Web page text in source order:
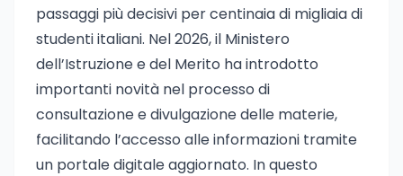
passaggi più decisivi per centinaia di migliaia di
studenti italiani. Nel 2026, il Ministero
dell’Istruzione e del Merito ha introdotto
importanti novità nel processo di
consultazione e divulgazione delle materie,
facilitando l’accesso alle informazioni tramite
un portale digitale aggiornato. In questo